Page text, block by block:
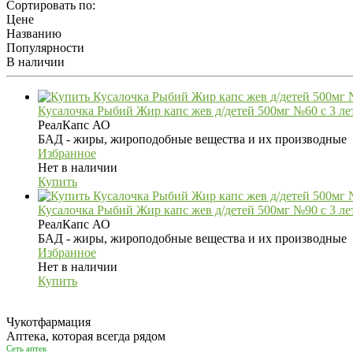
Сортировать по:
Цене
Названию
Популярности
В наличии
Кусалочка Рыбий Жир капс жев д/детей 500мг №60 с 3
РеалКапс АО
БАД - жиры, жироподобные вещества и их производные
Избранное
Нет в наличии
Купить
Кусалочка Рыбий Жир капс жев д/детей 500мг №90 с 3
РеалКапс АО
БАД - жиры, жироподобные вещества и их производные
Избранное
Нет в наличии
Купить
Чукотфармация
Аптека, которая всегда рядом
Сеть аптек